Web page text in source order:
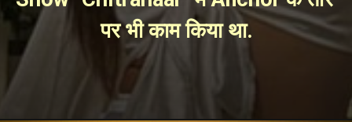
पर भी काम किया था.